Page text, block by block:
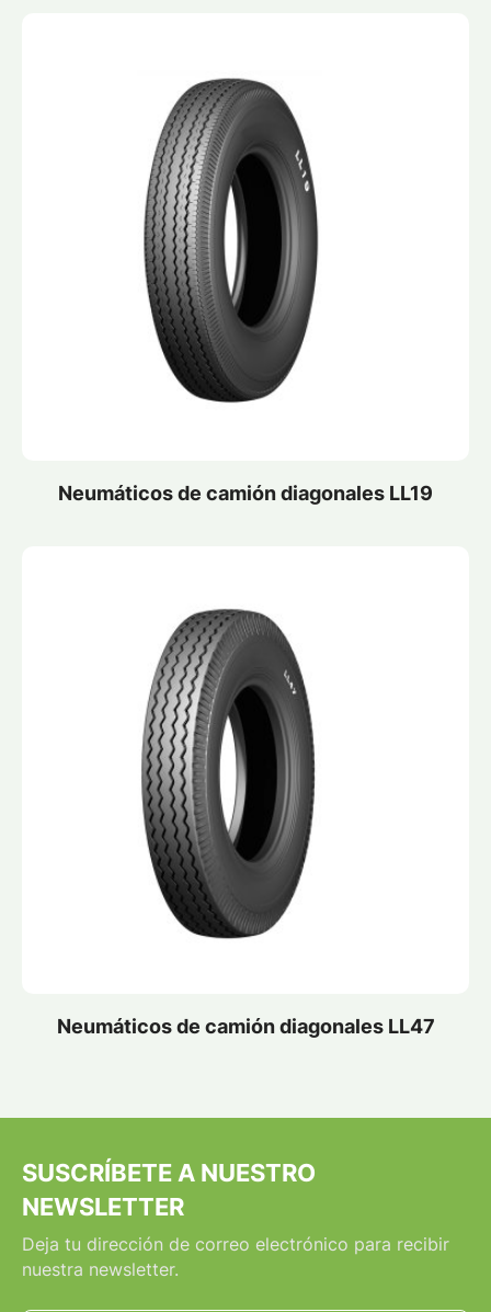
Neumáticos de camión diagonales LL19
Neumáticos de camión diagonales LL47
SUSCRÍBETE A NUESTRO
NEWSLETTER
Deja tu dirección de correo electrónico para recibir
nuestra newsletter.